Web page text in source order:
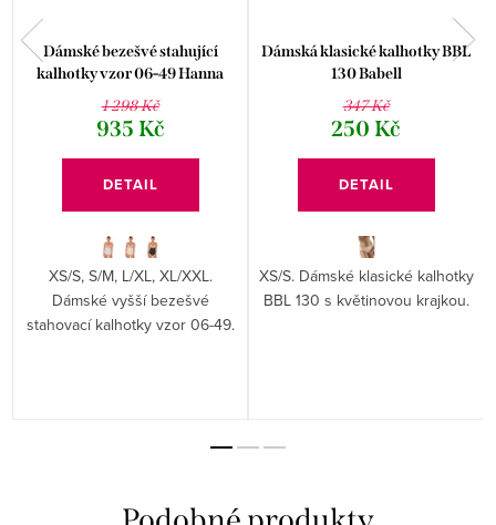
Dámské bezešvé stahující
kalhotky vzor 06-49 Hanna
Style
1 298 Kč
935 Kč
DETAIL
XS/S, S/M, L/XL, XL/XXL.
Dámské vyšší bezešvé
stahovací kalhotky vzor 06-49.
Dámská klasické kalhotky BBL
130 Babell
347 Kč
250 Kč
DETAIL
XS/S. Dámské klasické kalhotky
BBL 130 s květinovou krajkou.